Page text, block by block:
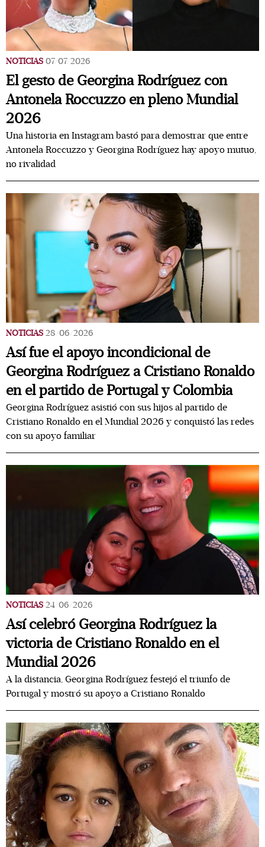
NOTICIAS 07/07/2026
El gesto de Georgina Rodríguez con
Antonela Roccuzzo en pleno Mundial
2026
Una historia en Instagram bastó para demostrar que entre
Antonela Roccuzzo y Georgina Rodríguez hay apoyo mutuo,
no rivalidad
NOTICIAS 28/06/2026
Así fue el apoyo incondicional de
Georgina Rodríguez a Cristiano Ronaldo
en el partido de Portugal y Colombia
Georgina Rodríguez asistió con sus hijos al partido de
Cristiano Ronaldo en el Mundial 2026 y conquistó las redes
con su apoyo familiar
NOTICIAS 24/06/2026
Así celebró Georgina Rodríguez la
victoria de Cristiano Ronaldo en el
Mundial 2026
A la distancia, Georgina Rodríguez festejó el triunfo de
Portugal y mostró su apoyo a Cristiano Ronaldo